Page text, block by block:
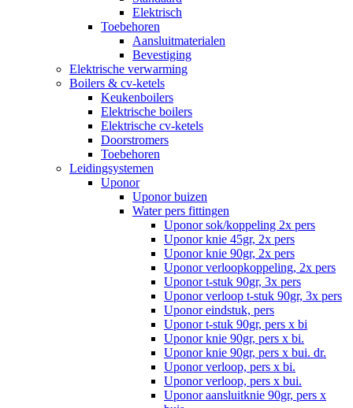
Elektrisch
Toebehoren
Aansluitmaterialen
Bevestiging
Elektrische verwarming
Boilers & cv-ketels
Keukenboilers
Elektrische boilers
Elektrische cv-ketels
Doorstromers
Toebehoren
Leidingsystemen
Uponor
Uponor buizen
Water pers fittingen
Uponor sok/koppeling 2x pers
Uponor knie 45gr, 2x pers
Uponor knie 90gr, 2x pers
Uponor verloopkoppeling, 2x pers
Uponor t-stuk 90gr, 3x pers
Uponor verloop t-stuk 90gr, 3x pers
Uponor eindstuk, pers
Uponor t-stuk 90gr, pers x bi
Uponor knie 90gr, pers x bi.
Uponor knie 90gr, pers x bui. dr.
Uponor verloop, pers x bi.
Uponor verloop, pers x bui.
Uponor aansluitknie 90gr, pers x